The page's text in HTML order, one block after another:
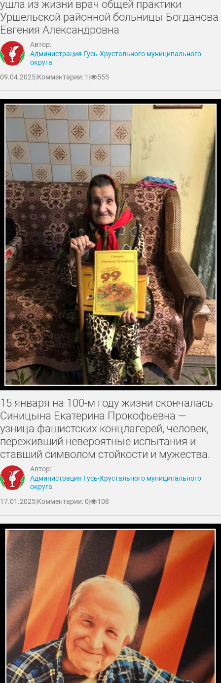
ушла из жизни врач общей практики
Уршельской районной больницы Богданова
Евгения Александровна
Автор:
Администрация Гусь-Хрустального муниципального
округа
09.04.2025|Комментарии: 1 | 555
15 января на 100-м году жизни скончалась
Синицына Екатерина Прокофьевна —
узница фашистских концлагерей, человек,
переживший невероятные испытания и
ставший символом стойкости и мужества.
Автор:
Администрация Гусь-Хрустального муниципального
округа
17.01.2025|Комментарии: 0| 108